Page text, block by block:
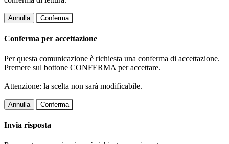
Annulla Conferma
Conferma per accettazione
Per questa comunicazione è richiesta una conferma di accettazione.
Premere sul bottone CONFERMA per accettare.
Attenzione: la scelta non sarà modificabile.
Annulla Conferma
Invia risposta